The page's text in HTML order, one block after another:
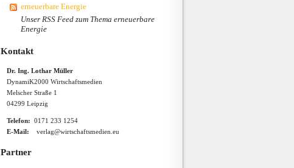
erneuerbare Energie
Unser RSS Feed zum Thema erneuerbare
Energie
Kontakt
Dr. Ing. Lothar Müller
DynamiK2000 Wirtschaftsmedien
Melscher Straße 1
04299 Leipzig
Telefon: 0171 233 1254
E-Mail: verlag@wirtschaftsmedien.eu
Partner